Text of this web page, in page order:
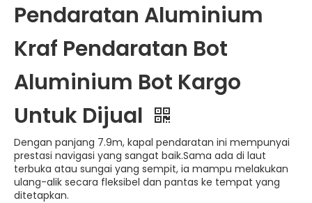
Pendaratan Aluminium
Kraf Pendaratan Bot
Aluminium Bot Kargo
Untuk Dijual
Dengan panjang 7.9m, kapal pendaratan ini mempunyai
prestasi navigasi yang sangat baik.Sama ada di laut
terbuka atau sungai yang sempit, ia mampu melakukan
ulang-alik secara fleksibel dan pantas ke tempat yang
ditetapkan.